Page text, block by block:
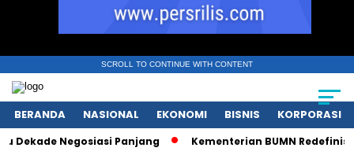
SCROLL TO CONTINUE WITH CONTENT
BERANDA NASIONAL EKONOMI BISNIS KORPORASI
Negosiasi Panjang Kementerian BUMN Redefinisi